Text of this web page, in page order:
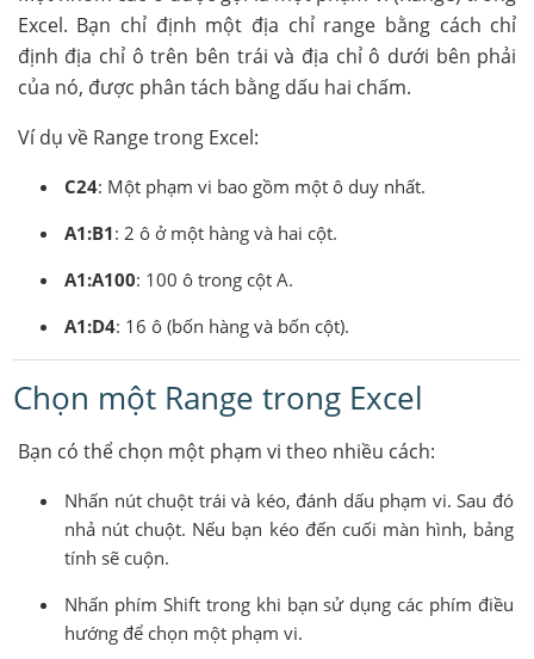
Excel. Bạn chỉ định một địa chỉ range bằng cách chỉ
định địa chỉ ô trên bên trái và địa chỉ ô dưới bên phải
của nó, được phân tách bằng dấu hai chấm.
Ví dụ về Range trong Excel:
C24: Một phạm vi bao gồm một ô duy nhất.
A1:B1: 2 ô ở một hàng và hai cột.
A1:A100: 100 ô trong cột A.
A1:D4: 16 ô (bốn hàng và bốn cột).
Chọn một Range trong Excel
Bạn có thể chọn một phạm vi theo nhiều cách:
Nhấn nút chuột trái và kéo, đánh dấu phạm vi. Sau đó
nhả nút chuột. Nếu bạn kéo đến cuối màn hình, bảng
tính sẽ cuộn.
Nhấn phím Shift trong khi bạn sử dụng các phím điều
hướng để chọn một phạm vi.